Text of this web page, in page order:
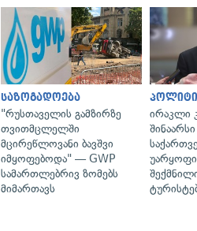
საზოგადოება
"რუსთაველის გამზირზე
თვითმცლელში
მცირეწლოვანი ბავშვი
იმყოფებოდა" — GWP
სამართლებრივ ზომებს
მიმართავს
ირაკლი